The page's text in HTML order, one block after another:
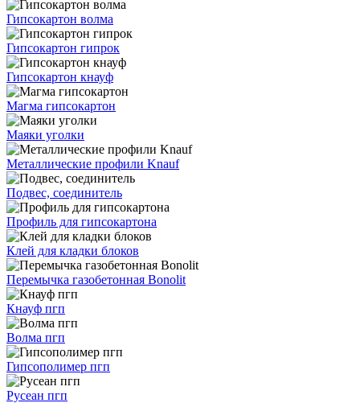
Гипсокартон волма
Гипсокартон гипрок
Гипсокартон кнауф
Магма гипсокартон
Маяки уголки
Металлические профили Knauf
Подвес, соединитель
Профиль для гипсокартона
Клей для кладки блоков
Перемычка газобетонная Bonolit
Кнауф пгп
Волма пгп
Гипсополимер пгп
Русеан пгп